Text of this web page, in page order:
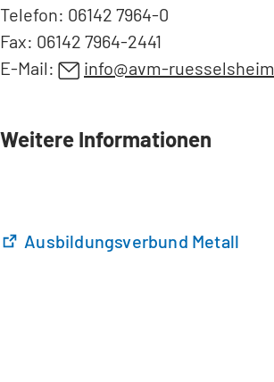
n
e
u
T
Telefon: 06142 7964-0
Fax: 06142 7964-2441
E-Mail:
info avm-ruesselsheim
Weitere Informationen
Ausbildungsverbund Metall
(